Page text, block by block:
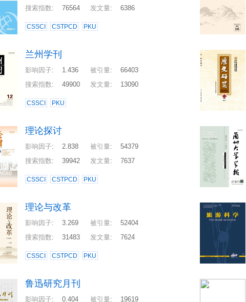
搜索指数: 76564 发文量: 6386
CSSCI CSTPCD PKU
兰州学刊
影响因子: 1.436 被引量:
66403
搜索指数: 49900 发文量: 13090
CSSCI PKU
理论探讨
影响因子: 2.838 被引量:
54379
搜索指数: 39942 发文量: 7637
CSSCI CSTPCD PKU
理论与改革
影响因子: 3.269 被引量:
52404
搜索指数: 31483 发文量: 7624
CSSCI CSTPCD PKU
鲁迅研究月刊
影响因子: 0.404 被引量: 19619